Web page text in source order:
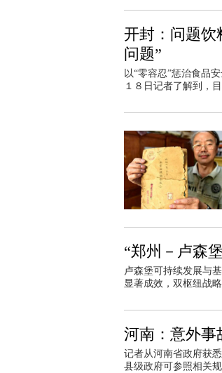
开封：问题饮
问题”
以“零容忍”惩治食品
１８日记者了解到，
“郑州－卢森
卢森堡可持续发展与
显著成效，双枢纽战
河南：意外事
记者从河南省政府获
县级政府可参照相关